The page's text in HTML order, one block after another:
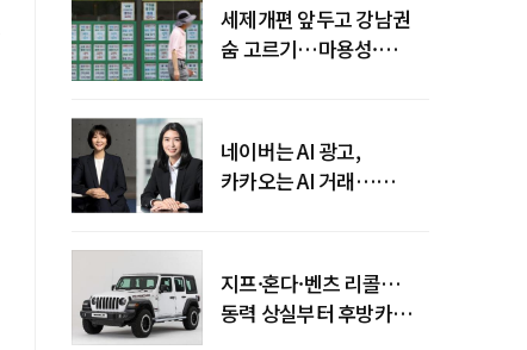
세제개편 앞두고 강남권
숨 고르기…마용성·
네이버는 AI 광고,
카카오는 AI 거래…
지프·혼다·벤츠 리콜…
동력 상실부터 후방카메라